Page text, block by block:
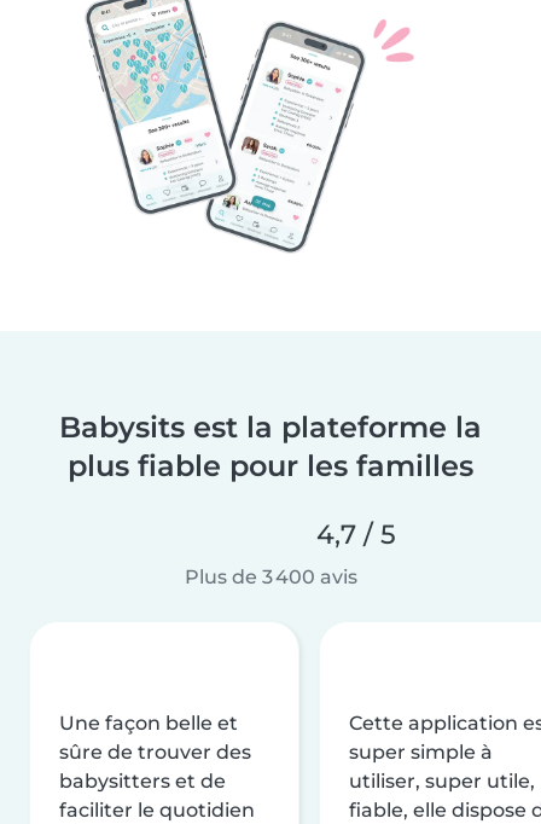
Babysits est la plateforme la
plus fiable pour les familles
4,7 / 5
Plus de 3 400 avis
Une façon belle et
sûre de trouver des
babysitters et de
faciliter le quotidien
Cette application
super simple à
utiliser, super utile,
fiable, elle dispose